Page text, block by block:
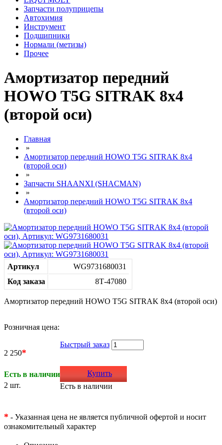
Запчасти полуприцепы
Автохимия
Инструмент
Подшипники
Нормали (метизы)
Прочее
Амортизатор передний
HOWO T5G SITRAK 8х4
(второй оси)
Главная
»
Амортизатор передний HOWO T5G SITRAK 8х4
(второй оси)
»
Запчасти SHAANXI (SHACMAN)
»
Амортизатор передний HOWO T5G SITRAK 8х4
(второй оси)
Артикул
WG9731680031
Код заказа
8Т-47080
Амортизатор передний HOWO T5G SITRAK 8х4 (второй оси)
Розничная цена:
2 250*
Есть в наличии
2 шт.
Быстрый заказ
Купить
Есть в наличии
* - Указанная цена не является публичной офертой и носит
ознакомительный характер